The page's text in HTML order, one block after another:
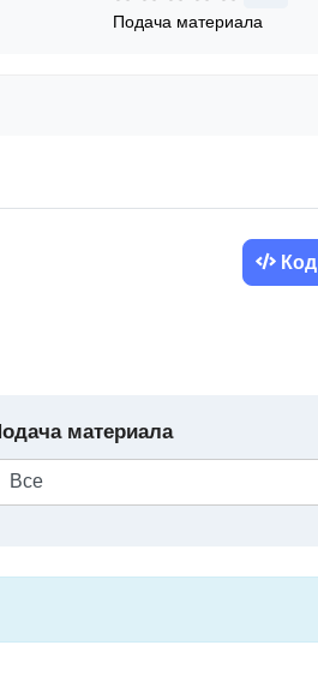
Подача материала
Код
материала